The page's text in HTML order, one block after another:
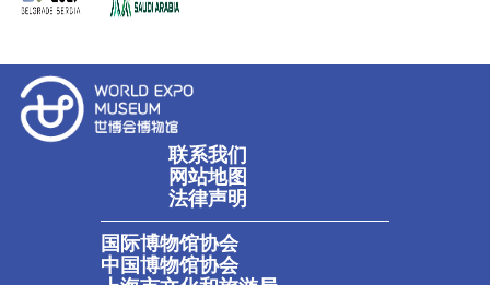
联系我们
网站地图
法律声明
国际博物馆协会
中国博物馆协会